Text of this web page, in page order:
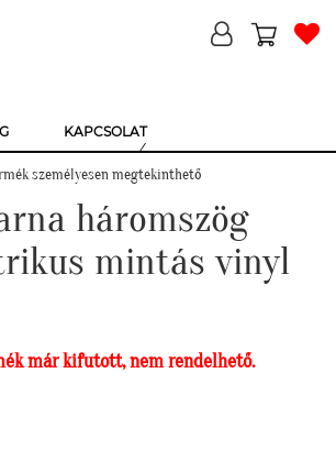
KAPCSOLAT
személyesen megtekinthető
háromszög
mintás vinyl
már kifutott, nem rendelhető.